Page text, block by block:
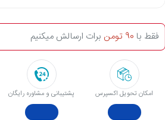
امکان تحویل اکسپرس پشتیبانی و مشاوره رایگان
فقط با 90 تومن برات ارسالش میکنیم